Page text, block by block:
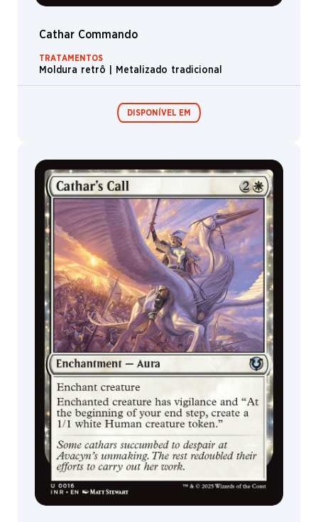
Cathar Commando
TRATAMENTOS
Moldura retrô | Metalizado tradicional
DISPONÍVEL EM
Boosters de
Jogo
Colecionador